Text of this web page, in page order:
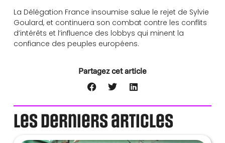
La Délégation France insoumise salue le rejet de Sylvie
Goulard, et continuera son combat contre les conflits
d’intérêts et l’influence des lobbys qui minent la
confiance des peuples européens.
Partagez cet article
Les derniers articles